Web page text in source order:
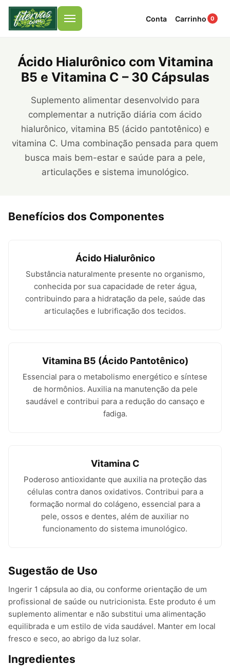
Menu Conta Carrinho 0
Ácido Hialurônico com Vitamina
B5 e Vitamina C – 30 Cápsulas
Suplemento alimentar desenvolvido para
complementar a nutrição diária com ácido
hialurônico, vitamina B5 (ácido pantotênico) e
vitamina C. Uma combinação pensada para quem
busca mais bem-estar e saúde para a pele,
articulações e sistema imunológico.
Benefícios dos Componentes
Ácido Hialurônico
Substância naturalmente presente no organismo,
conhecida por sua capacidade de reter água,
contribuindo para a hidratação da pele, saúde das
articulações e lubrificação dos tecidos.
Vitamina B5 (Ácido Pantotênico)
Essencial para o metabolismo energético e síntese
de hormônios. Auxilia na manutenção da pele
saudável e contribui para a redução do cansaço e
fadiga.
Vitamina C
Poderoso antioxidante que auxilia na proteção das
células contra danos oxidativos. Contribui para a
formação normal do colágeno, essencial para a
pele, ossos e dentes, além de auxiliar no
funcionamento do sistema imunológico.
Sugestão de Uso
Ingerir 1 cápsula ao dia, ou conforme orientação de um
profissional de saúde ou nutricionista. Este produto é um
suplemento alimentar e não substitui uma alimentação
equilibrada e um estilo de vida saudável. Manter em local
fresco e seco, ao abrigo da luz solar.
Ingredientes